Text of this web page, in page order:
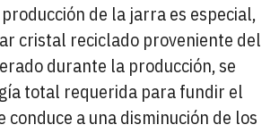
de la jarra es especial,
cristal reciclado proveniente del
durante la producción, se
total requerida para fundir el
conduce a una disminución de los